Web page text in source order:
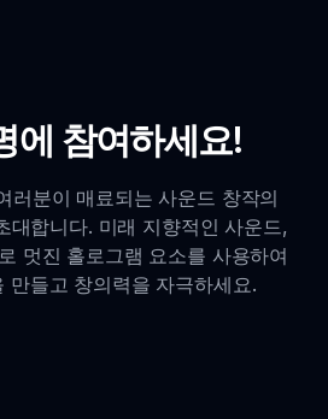
에 참여하세요!
러분이 매료되는 사운드 창작의
대합니다. 미래 지향적인 사운드,
멋진 홀로그램 요소를 사용하여
만들고 창의력을 자극하세요.